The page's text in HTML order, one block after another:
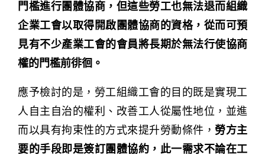
門檻進行團體協商，但這些勞工也無法退而組織
企業工會以取得開啟團體協商的資格，從而可預
見有不少產業工會的會員將長期於無法行使協商
權的門檻前徘徊。
應予檢討的是，勞工組織工會的目的既是實現工
人自主自治的權利、改善工人從屬性地位，並進
而以具有拘束性的方式來提升勞動條件， 勞方主
要的手段即是簽訂團體協約，此一需求不論在工